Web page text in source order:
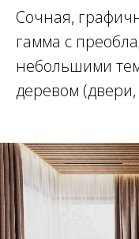
Сочная,
гамма с
небольшими
деревом